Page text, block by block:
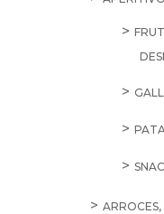
ARROCES,